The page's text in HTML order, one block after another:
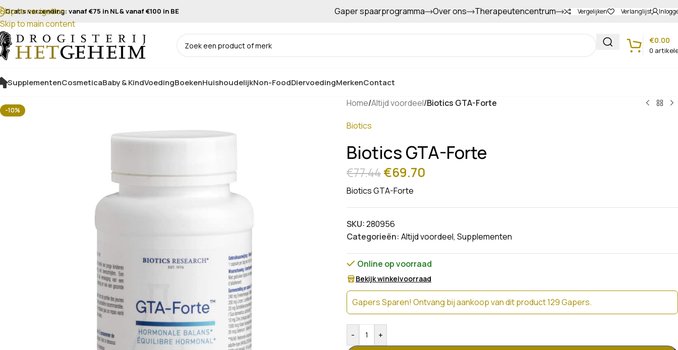
Skip to navigation
Skip to main content
Gratis verzending: vanaf €75 in NL & vanaf €100 in BE Gratis afhalen in de winkel Gapers sparen voor extra korting
Gaper spaarprogramma Over ons Therapeutencentrum Vergelijken Verlanglijst
0
€0.00
SupplementenCosmeticaBaby & KindVoedingBoekenHuishoudelijkNon-FoodDiervoedingMerkenContact
-10%
Home/Altijd voordeel/Biotics GTA-Forte
Biotics
Biotics GTA-Forte
€77.44€69.70
Biotics GTA-Forte
SKU:280956
Categorieën: Altijd voordeel, Supplementen
Online op voorraad
Bekijk winkelvoorraad
Gapers Sparen! Ontvang bij aankoop van dit product 129 Gapers.
- +